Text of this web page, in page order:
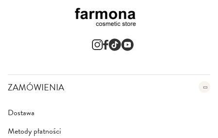
ZAMÓWIENIA
Dostawa
Metody płatności